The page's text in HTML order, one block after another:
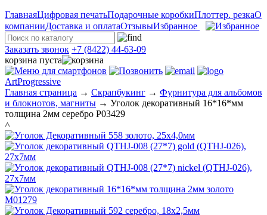
ГлавнаяЦифровая печатьПодарочные коробкиПлоттер. резкаО
компанииДоставка и оплатаОтзывыИзбранное
Заказать звонок +7 (8422) 44-63-09
корзина пуста
ArtProgressive
Главная страница → Скрапбукинг → Фурнитура для альбомов
и блокнотов, магниты → Уголок декоративный 16*16*мм
толщина 2мм серебро P03429
˄